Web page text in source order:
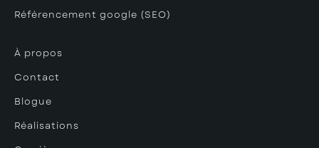
Référencement google (SEO)
À propos
Contact
Blogue
Réalisations